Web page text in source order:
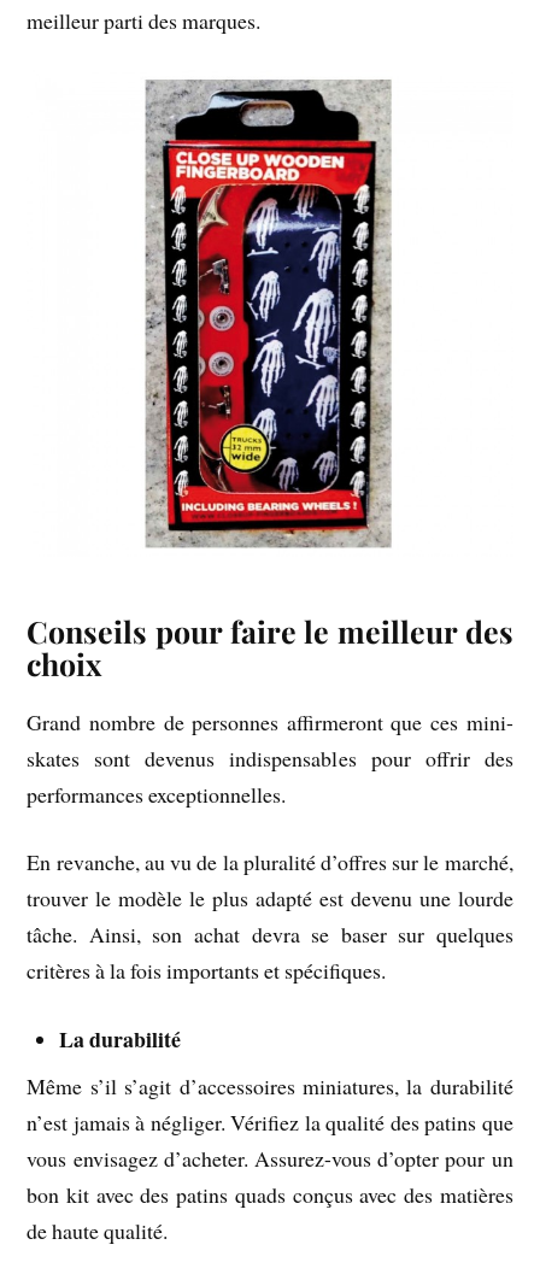
meilleur parti des marques.
Conseils pour faire le meilleur des
choix
Grand nombre de personnes affirmeront que ces mini-
skates sont devenus indispensables pour offrir des
performances exceptionnelles.
En revanche, au vu de la pluralité d’offres sur le marché,
trouver le modèle le plus adapté est devenu une lourde
tâche. Ainsi, son achat devra se baser sur quelques
critères à la fois importants et spécifiques.
La durabilité
Même s’il s’agit d’accessoires miniatures, la durabilité
n’est jamais à négliger. Vérifiez la qualité des patins que
vous envisagez d’acheter. Assurez-vous d’opter pour un
bon kit avec des patins quads conçus avec des matières
de haute qualité.